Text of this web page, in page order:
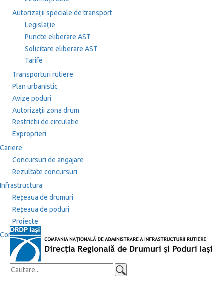
Autorizații speciale de transport
Legislație
Puncte eliberare AST
Solicitare eliberare AST
Tarife
Transporturi rutiere
Plan urbanistic
Avize poduri
Autorizații zona drum
Restrictii de circulatie
Exproprieri
Cariere
Concursuri de angajare
Rezultate concursuri
Infrastructura
Rețeaua de drumuri
Rețeaua de poduri
Proiecte
Contact